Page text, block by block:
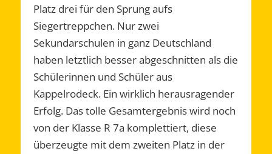
Platz drei für den Sprung aufs
Siegertreppchen. Nur zwei
Sekundarschulen in ganz Deutschland
haben letztlich besser abgeschnitten als die
Schülerinnen und Schüler aus
Kappelrodeck. Ein wirklich herausragender
Erfolg. Das tolle Gesamtergebnis wird noch
von der Klasse R 7a komplettiert, diese
überzeugte mit dem zweiten Platz in der